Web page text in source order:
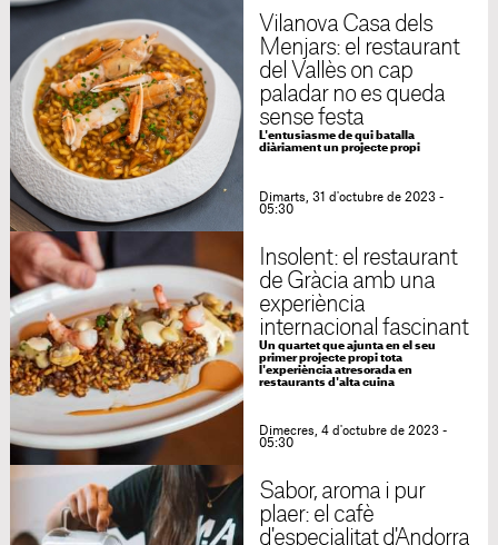
Vilanova Casa dels
Menjars: el restaurant
del Vallès on cap
paladar no es queda
sense festa
L'entusiasme de qui batalla
diàriament un projecte propi
Dimarts, 31 d'octubre de 2023 -
05:30
Insolent: el restaurant
de Gràcia amb una
experiència
internacional fascinant
Un quartet que ajunta en el seu
primer projecte propi tota
l'experiència atresorada en
restaurants d'alta cuina
Dimecres, 4 d'octubre de 2023 -
05:30
Sabor, aroma i pur
plaer: el cafè
d'especialitat d'Andorra